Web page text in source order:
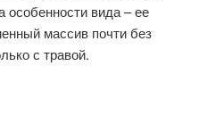
особенности вида – ее
массив почти без
с травой.